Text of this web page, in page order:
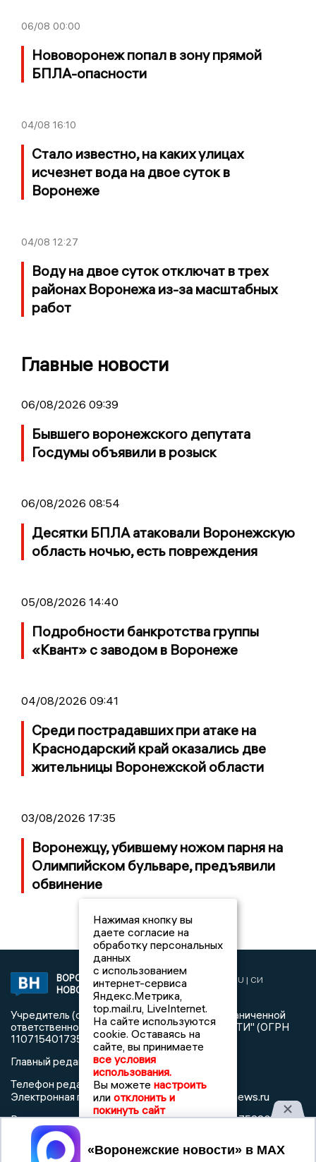
06/08 00:00
Нововоронеж попал в зону прямой
БПЛА-опасности
04/08 16:10
Стало известно, на каких улицах
исчезнет вода на двое суток в
Воронеже
04/08 12:27
Воду на двое суток отключат в трех
районах Воронежа из-за масштабных
работ
Главные новости
06/08/2026 09:39
Бывшего воронежского депутата
Госдумы объявили в розыск
06/08/2026 08:54
Десятки БПЛА атаковали Воронежскую
область ночью, есть повреждения
05/08/2026 14:40
Подробности банкротства группы
«Квант» с заводом в Воронеже
04/08/2026 09:41
Среди пострадавших при атаке на
Краснодарский край оказались две
жительницы Воронежской области
03/08/2026 17:35
Воронежцу, убившему ножом парня на
Олимпийском бульваре, предъявили
обвинение
ВОРОНЕЖСКИЕ
НОВОСТИ
2019 © VORONEZHNEWS.RU | СИ
«Воронежские новости»
Учредитель (соучредители): Общество с ограниченной
ответственностью "РЕГИОНАЛЬНЫЕ НОВОСТИ" (ОГРН
1107154017354)
Главный редактор: Пирогов А.А.
Телефон редакции: +7 (473) 262 77 92
Электронная почта редакции:info@voronezhnews.ru
Регистрационный номер: серия Эл № ФС 77 - 75880 от 13
июня 2019г. согласно выписке из реестра
зарегистрированных средств массовой информации
выдана Федеральной службой по надзору в сфере связи,
Нажимая кнопку вы
даете согласие на
обработку персональных
данных
с использованием
интернет-сервиса
Яндекс.Метрика,
top.mail.ru, LiveInternet.
На сайте используются
cookie. Оставаясь на
сайте, вы принимаете
все условия
использования.
Вы можете настроить
или отклонить и
покинуть сайт
Принять